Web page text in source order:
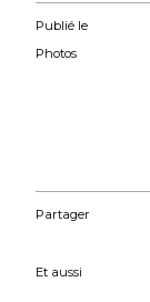
Publié le
Photos
Partager
Et aussi